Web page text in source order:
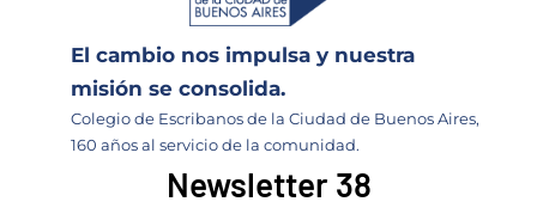
El cambio nos impulsa y nuestra
misión se consolida.
Colegio de Escribanos de la Ciudad de Buenos Aires,
160 años al servicio de la comunidad.
Newsletter 38